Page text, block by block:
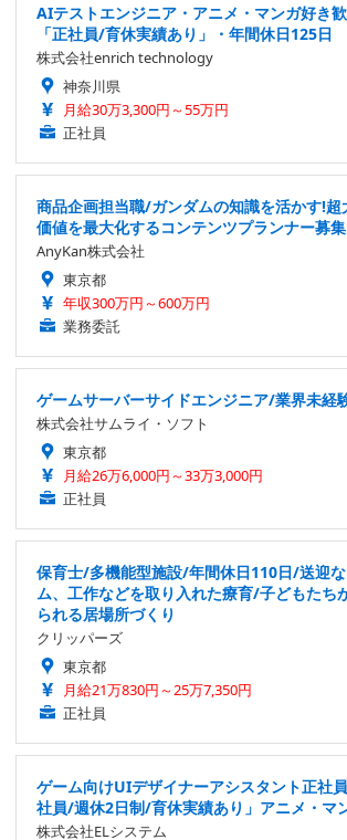
AIテストエンジニア・アニメ・マンガ好き
「正社員/育休実績あり」・年間休日125日
株式会社enrich technology
神奈川県
月給30万3,300円～55万円
正社員
商品企画担当職/ガンダムの知識を活かす!
価値を最大化するコンテンツプランナー募集
AnyKan株式会社
東京都
年収300万円～600万円
業務委託
ゲームサーバーサイドエンジニア/業界未経
株式会社サムライ・ソフト
東京都
月給26万6,000円～33万3,000円
正社員
保育士/多機能型施設/年間休日110日/送迎
ム、工作などを取り入れた療育/子どもたち
られる居場所づくり
クリッパーズ
東京都
月給21万830円～25万7,350円
正社員
ゲーム向けUIデザイナーアシスタント正社
社員/週休2日制/育休実績あり」アニメ・マ
株式会社ELシステム